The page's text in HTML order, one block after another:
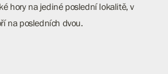
hory na jediné poslední lokalitě, v
na posledních dvou.